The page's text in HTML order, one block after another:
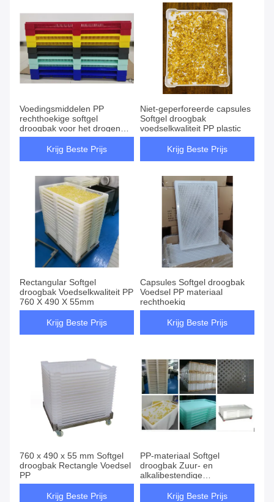
Voedingsmiddelen PP
rechthoekige softgel
droogbak voor het drogen
van capsules
Krijg Beste Prijs
Niet-geperforeerde capsules
Softgel droogbak
voedselkwaliteit PP plastic
Krijg Beste Prijs
Rectangular Softgel
droogbak Voedselkwaliteit PP
760 X 490 X 55mm
Krijg Beste Prijs
Capsules Softgel droogbak
Voedsel PP materiaal
rechthoekig
Krijg Beste Prijs
760 x 490 x 55 mm Softgel
droogbak Rectangle Voedsel
PP
Krijg Beste Prijs
PP-materiaal Softgel
droogbak Zuur- en
alkalibestendige
farmaceutische industrie
Krijg Beste Prijs